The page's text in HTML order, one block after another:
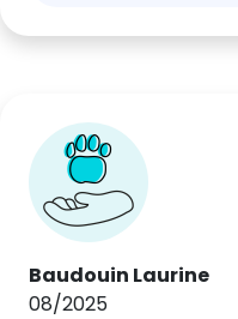
Baudouin Laurine
08/2025